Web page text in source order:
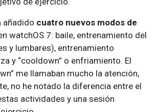
añadido cuatro nuevos modos de
watchOS 7: baile, entrenamiento del
y lumbares), entrenamiento
y “cooldown” o enfriamiento. El
me llamaban mucho la atención,
no he notado la diferencia entre el
actividades y una sesión